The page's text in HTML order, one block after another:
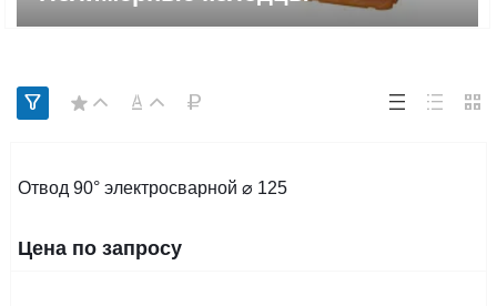
Отвод 90° электросварной ⌀ 125
Цена по запросу